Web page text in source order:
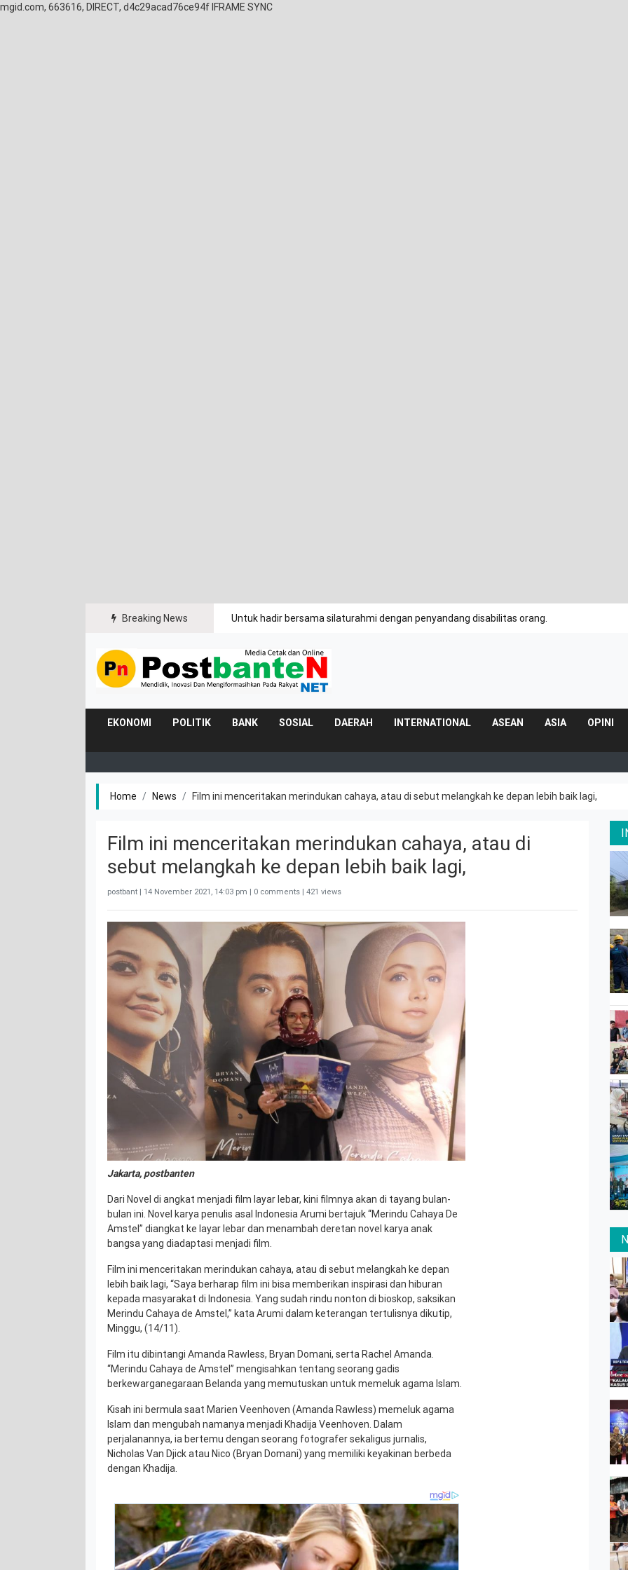
mgid.com, 663616, DIRECT, d4c29acad76ce94f IFRAME SYNC
Breaking News Untuk hadir bersama silaturahmi dengan penyandang disabilitas orang.
EKONOMI POLITIK BANK SOSIAL DAERAH INTERNATIONAL ASEAN ASIA OPINI
Home News Film ini menceritakan merindukan cahaya, atau di sebut melangkah ke depan lebih baik lagi,
Film ini menceritakan merindukan cahaya, atau di
sebut melangkah ke depan lebih baik lagi,
postbant | 14 November 2021, 14:03 pm | 0 comments | 421 views
Jakarta, postbanten
Dari Novel di angkat menjadi film layar lebar, kini filmnya akan di tayang bulan-
bulan ini. Novel karya penulis asal Indonesia Arumi bertajuk “Merindu Cahaya De
Amstel” diangkat ke layar lebar dan menambah deretan novel karya anak
bangsa yang diadaptasi menjadi film.
Film ini menceritakan merindukan cahaya, atau di sebut melangkah ke depan
lebih baik lagi, “Saya berharap film ini bisa memberikan inspirasi dan hiburan
kepada masyarakat di Indonesia. Yang sudah rindu nonton di bioskop, saksikan
Merindu Cahaya de Amstel,” kata Arumi dalam keterangan tertulisnya dikutip,
Minggu, (14/11).
Film itu dibintangi Amanda Rawless, Bryan Domani, serta Rachel Amanda.
“Merindu Cahaya de Amstel” mengisahkan tentang seorang gadis
berkewarganegaraan Belanda yang memutuskan untuk memeluk agama Islam.
Kisah ini bermula saat Marien Veenhoven (Amanda Rawless) memeluk agama
Islam dan mengubah namanya menjadi Khadija Veenhoven. Dalam
perjalanannya, ia bertemu dengan seorang fotografer sekaligus jurnalis,
Nicholas Van Djick atau Nico (Bryan Domani) yang memiliki keyakinan berbeda
dengan Khadija.